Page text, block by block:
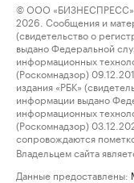
© ООО
2026. Сообщения и
(свидетельство о
выдано Федеральной
информационных
(Роскомнадзор)
издания «РБК»
информации выдано
информационных
(Роскомнадзор)
сопровождаются
Владельцем сайта
Данные предоставлены: